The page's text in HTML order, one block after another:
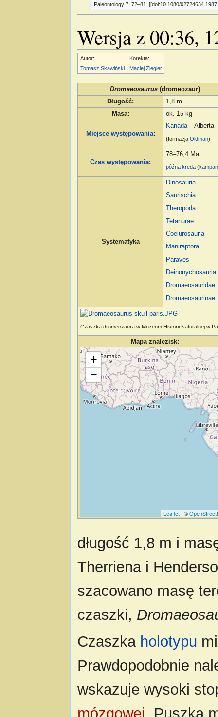
Paleontology 7: 72–81. [[doi:10.1080/
Wersja z 00:36,
Autor:
Korekta:
Tomasz Skawiński
Maciej Ziegler
Dromaeosaurus(dromeozaur)
Długość:
1,8 m
Masa: ok. 15 kg
Miejsce występowania:
Kanada– Alberta
(formacjaOldman)
Czas występowania:
78–76,4 Ma
późna kreda (kampan
Systematyka
Dinosauria
Saurischia
Theropoda
Tetanurae
Coelurosauria
Maniraptora
Paraves
Deinonychosauria
Dromaeosauridae
Dromaeosaurinae
Czaszka dromeozaura w Muzeum Historii Naturalnej w
Mapa znalezisk:
Wczytywanie mapy…
+
−
Leaflet | ©
długość 1,8 m i
Therriena i
szacowano masę
czaszki,
Czaszka holotypu
Prawdopodobnie
wskazuje wysoki
mózgowej. Puszka